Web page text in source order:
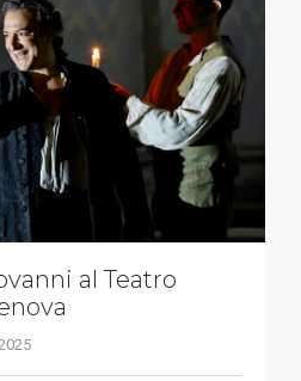
al Teatro